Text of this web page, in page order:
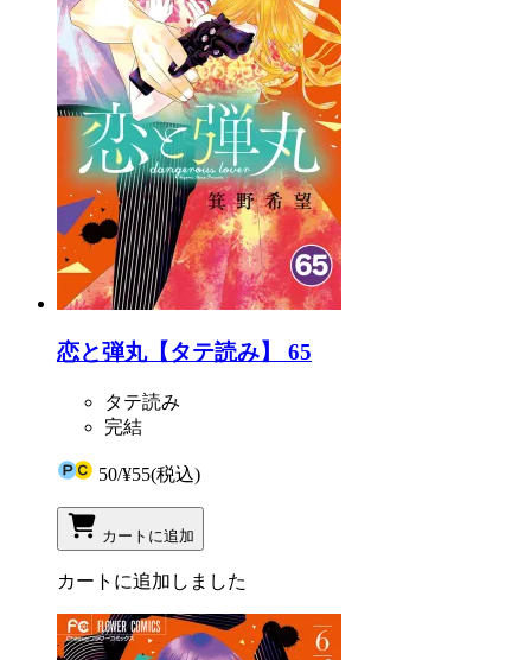
恋と弾丸【タテ読み】 65
タテ読み
完結
50/¥55(税込)
カートに追加
カートに追加しました